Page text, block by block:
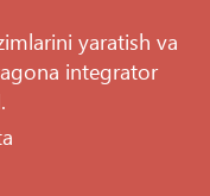
yaratish va
integrator
.